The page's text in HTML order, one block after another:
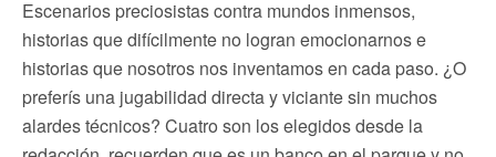
Escenarios preciosistas contra mundos inmensos,
historias que difícilmente no logran emocionarnos e
historias que nosotros nos inventamos en cada paso. ¿O
preferís una jugabilidad directa y viciante sin muchos
alardes técnicos? Cuatro son los elegidos desde la